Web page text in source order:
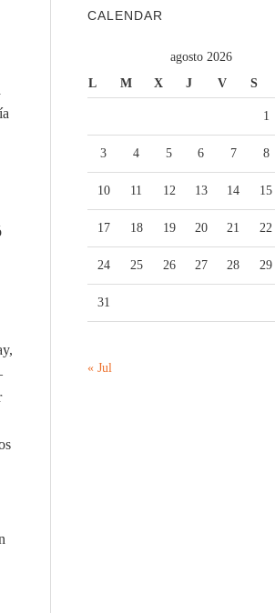
CALENDAR
agosto 2026
L
M X J V S
1
3 4 5 6 7 8
10 11 12 13 14 15
17 18 19 20 21 22
24 25 26 27 28 29
31
« Jul